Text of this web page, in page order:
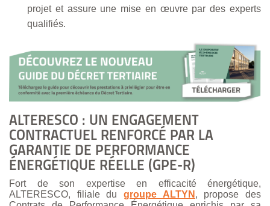
projet et assure une mise en œuvre par des experts
qualifiés.
ALTERESCO : UN ENGAGEMENT
CONTRACTUEL RENFORCÉ PAR LA
GARANTIE DE PERFORMANCE
ÉNERGÉTIQUE RÉELLE (GPE- R)
Fort de son expertise en efficacité énergétique,
ALTERESCO, filiale du groupe ALTYN , propose des